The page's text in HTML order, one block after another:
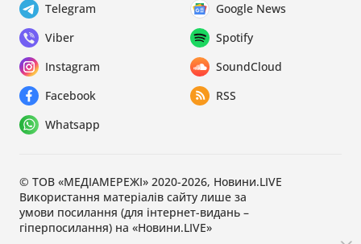
Telegram
Google News
Viber
Spotify
Instagram
SoundCloud
Facebook
RSS
Whatsapp
© ТОВ «МЕДІАМЕРЕЖІ» 2020-2026, Новини.LIVE
Використання матеріалів сайту лише за
умови посилання (для інтернет-видань –
гіперпосилання) на «Новини.LIVE»